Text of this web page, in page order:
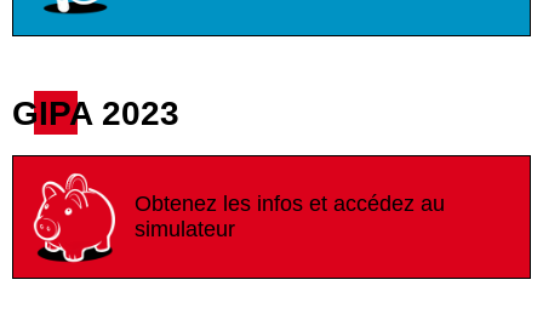
GIPA 2023
Obtenez les infos et accédez au
simulateur